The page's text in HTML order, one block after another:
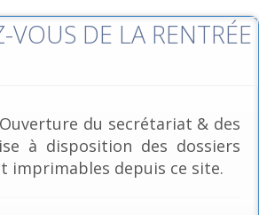
VOUS DE LA RENTRÉE
du secrétariat & des
à disposition des dossiers
imprimables depuis ce site.